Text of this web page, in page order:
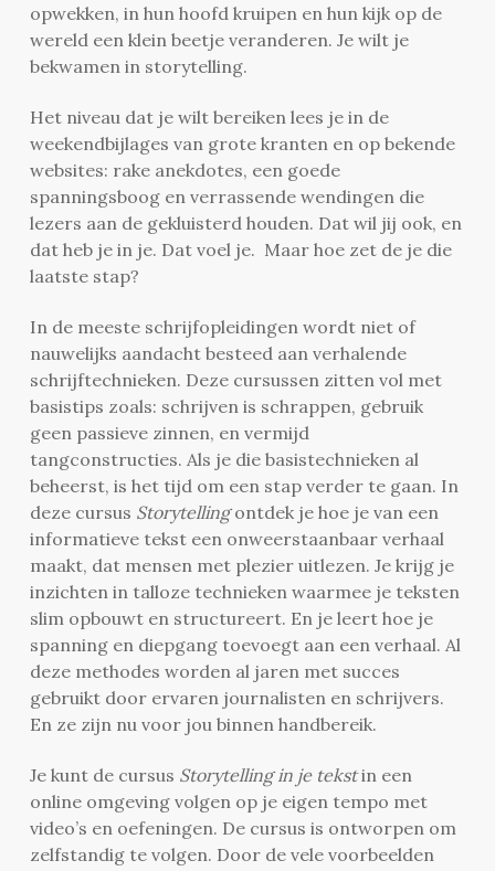
opwekken, in hun hoofd kruipen en hun kijk op de
wereld een klein beetje veranderen. Je wilt je
bekwamen in storytelling.
Het niveau dat je wilt bereiken lees je in de
weekendbijlages van grote kranten en op bekende
websites: rake anekdotes, een goede
spanningsboog en verrassende wendingen die
lezers aan de gekluisterd houden. Dat wil jij ook, en
dat heb je in je. Dat voel je. Maar hoe zet de je die
laatste stap?
In de meeste schrijfopleidingen wordt niet of
nauwelijks aandacht besteed aan verhalende
schrijftechnieken. Deze cursussen zitten vol met
basistips zoals: schrijven is schrappen, gebruik
geen passieve zinnen, en vermijd
tangconstructies. Als je die basistechnieken al
beheerst, is het tijd om een stap verder te gaan. In
deze cursus Storytellingontdek je hoe je van een
informatieve tekst een onweerstaanbaar verhaal
maakt, dat mensen met plezier uitlezen. Je krijg je
inzichten in talloze technieken waarmee je teksten
slim opbouwt en structureert. En je leert hoe je
spanning en diepgang toevoegt aan een verhaal. Al
deze methodes worden al jaren met succes
gebruikt door ervaren journalisten en schrijvers.
En ze zijn nu voor jou binnen handbereik.
Je kunt de cursus Storytelling in je tekstin een
online omgeving volgen op je eigen tempo met
video’s en oefeningen. De cursus is ontworpen om
zelfstandig te volgen. Door de vele voorbeelden